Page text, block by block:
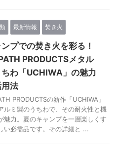
最新情報 焚き火
プでの焚き火を彩る！
PRODUCTSメタル
わ「UCHIWA」の魅力
用法
PRODUCTSの新作「UCHIWA」
ルミ製のうちわで、その耐火性と機
魅力。夏のキャンプを一層楽しくす
い必需品です。その詳細と ...